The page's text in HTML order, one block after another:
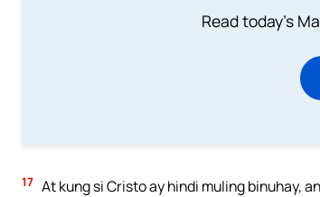
Read today's
17 At kung si Cristo ay hindi muling binuhay,